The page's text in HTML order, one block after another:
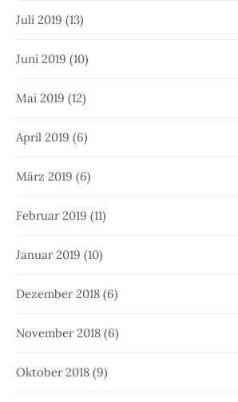
Juli 2019 (13)
Juni 2019 (10)
Mai 2019 (12)
April 2019 (6)
März 2019 (6)
Februar 2019 (11)
Januar 2019 (10)
Dezember 2018 (6)
November 2018 (6)
Oktober 2018 (9)